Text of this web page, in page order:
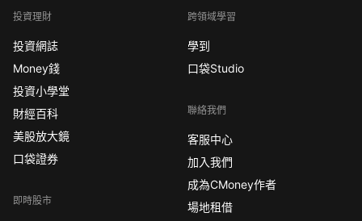
投資理財
投資網誌
Money錢
投資小學堂
財經百科
美股放大鏡
口袋證券
即時股市
跨領域學習
學到
口袋Studio
聯絡我們
客服中心
加入我們
成為CMoney作者
場地租借